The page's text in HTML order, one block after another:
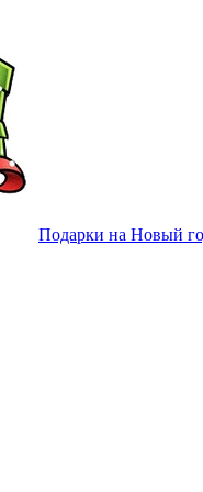
Подарки на Новый